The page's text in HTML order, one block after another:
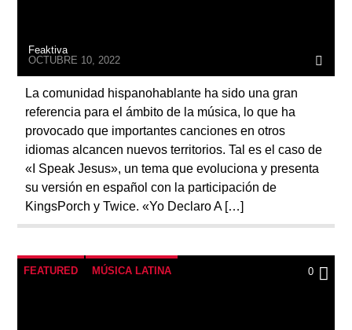
Feaktiva
OCTUBRE 10, 2022
La comunidad hispanohablante ha sido una gran
referencia para el ámbito de la música, lo que ha
provocado que importantes canciones en otros
idiomas alcancen nuevos territorios. Tal es el caso de
«I Speak Jesus», un tema que evoluciona y presenta
su versión en español con la participación de
KingsPorch y Twice. «Yo Declaro A […]
FEATURED MÚSICA LATINA 0